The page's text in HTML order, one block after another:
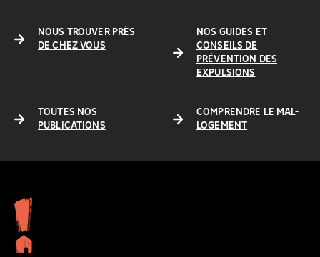
NOUS TROUVER PRÈS
DE CHEZ VOUS
NOS GUIDES ET
CONSEILS DE
PRÉVENTION DES
EXPULSIONS
TOUTES NOS
PUBLICATIONS
COMPRENDRE LE MAL-
LOGEMENT